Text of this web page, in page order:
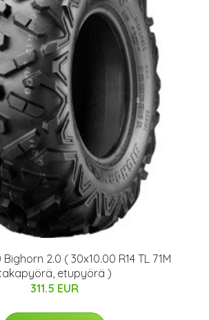
Bighorn 2.0 ( 30x10.00 R14 TL 71M
etupyörä )
311.5 EUR